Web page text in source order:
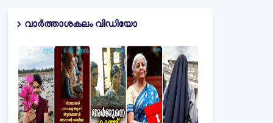
വാർത്താശകലം വിഡിയോ